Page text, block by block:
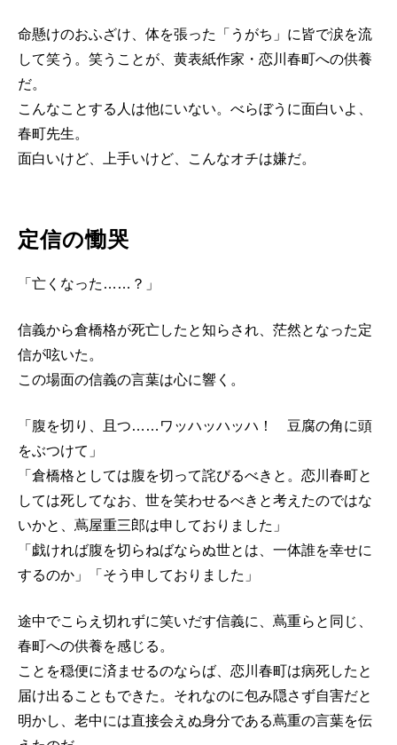
命懸けのおふざけ、体を張った「うがち」に皆で涙を流
して笑う。笑うことが、黄表紙作家・恋川春町への供養
だ。
こんなことする人は他にいない。べらぼうに面白いよ、
春町先生。
面白いけど、上手いけど、こんなオチは嫌だ。
定信の慟哭
「亡くなった……？」
信義から倉橋格が死亡したと知らされ、茫然となった定
信が呟いた。
この場面の信義の言葉は心に響く。
「腹を切り、且つ……ワッハッハッハ！ 豆腐の角に頭
をぶつけて」
「倉橋格としては腹を切って詫びるべきと。恋川春町と
しては死してなお、世を笑わせるべきと考えたのではな
いかと、蔦屋重三郎は申しておりました」
「戯ければ腹を切らねばならぬ世とは、一体誰を幸せに
するのか」「そう申しておりました」
途中でこらえ切れずに笑いだす信義に、蔦重らと同じ、
春町への供養を感じる。
ことを穏便に済ませるのならば、恋川春町は病死したと
届け出ることもできた。それなのに包み隠さず自害だと
明かし、老中には直接会えぬ身分である蔦重の言葉を伝